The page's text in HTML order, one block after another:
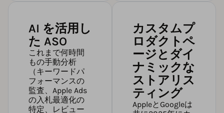
AI を活用し
た ASO
これまで何時間
もの手動分析
（キーワードパ
フォーマンスの
監査、Apple Ads
の入札最適化の
特定、レビュー
カスタムプ
ロダクトペ
ージとダイ
ナミックな
ストアリス
ティング
AppleとGoogleは